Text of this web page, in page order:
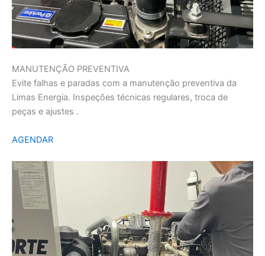
MANUTENÇÃO PREVENTIVA
Evite falhas e paradas com a manutenção preventiva da
Limas Energia. Inspeções técnicas regulares, troca de
peças e ajustes .
AGENDAR